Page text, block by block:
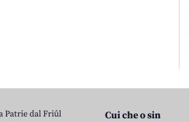
Patrie dal Friûl
Cui che o sin